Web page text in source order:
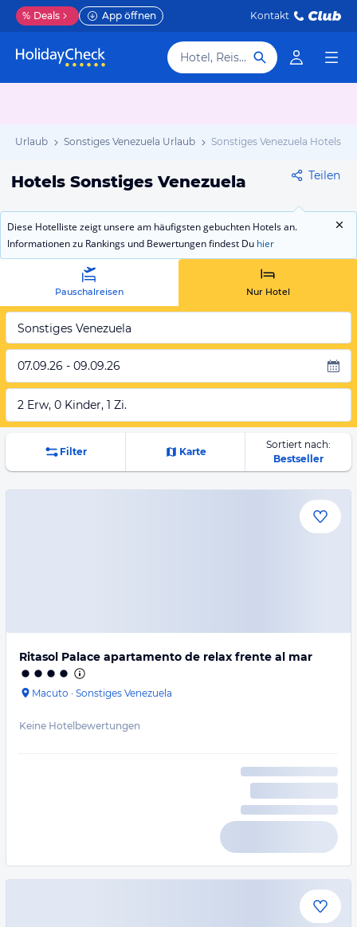
% Deals App öffnen Kontakt
Hotel, Reiseziel
Urlaub Sonstiges Venezuela Urlaub Sonstiges Venezuela Hotels
Hotels Sonstiges Venezuela Teilen
Diese Hotelliste zeigt unsere am häufigsten gebuchten Hotels an.
Informationen zu Rankings und Bewertungen findest Du hier
Pauschalreisen Nur Hotel
Sonstiges Venezuela
07.09.26 - 09.09.26
2 Erw, 0 Kinder, 1 Zi.
Filter Karte
Sortiert nach:
Bestseller
Ritasol Palace apartamento de relax frente al mar
Macuto · Sonstiges Venezuela
Keine Hotelbewertungen